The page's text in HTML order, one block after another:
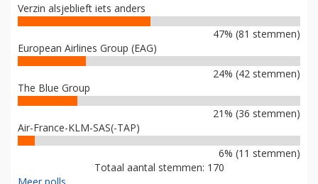
Verzin alsjeblieft iets anders
47% (81 stemmen)
European Airlines Group (EAG)
24% (42 stemmen)
The Blue Group
21% (36 stemmen)
Air-France-KLM-SAS(-TAP)
6% (11 stemmen)
Totaal aantal stemmen: 170